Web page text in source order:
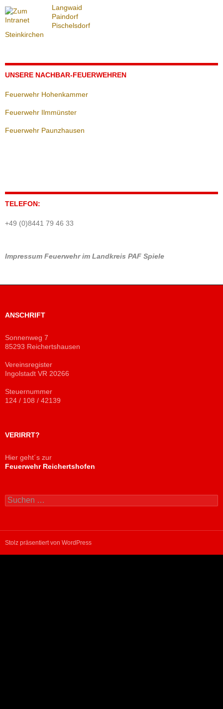
Langwaid
Paindorf
Pischelsdorf
Steinkirchen
UNSERE NACHBAR-FEUERWEHREN
Feuerwehr Hohenkammer
Feuerwehr Ilmmünster
Feuerwehr Paunzhausen
TELEFON:
+49 (0)8441 79 46 33
Impressum Feuerwehr im Landkreis PAF Spiele
ANSCHRIFT
Sonnenweg 7
85293 Reichertshausen
Vereinsregister
Ingolstadt VR 20266
Steuernummer
124 / 108 / 42139
VERIRRT?
Hier geht´s zur
Feuerwehr Reichertshofen
Suchen
nach:
Stolz präsentiert von WordPress